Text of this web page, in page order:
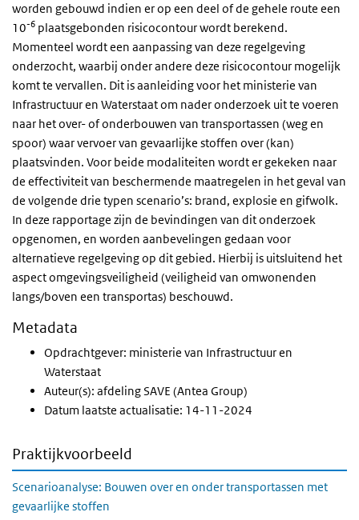
worden gebouwd indien er op een deel of de gehele route een
10-6 plaatsgebonden risicocontour wordt berekend.
Momenteel wordt een aanpassing van deze regelgeving
onderzocht, waarbij onder andere deze risicocontour mogelijk
komt te vervallen. Dit is aanleiding voor het ministerie van
Infrastructuur en Waterstaat om nader onderzoek uit te voeren
naar het over- of onderbouwen van transportassen (weg en
spoor) waar vervoer van gevaarlijke stoffen over (kan)
plaatsvinden. Voor beide modaliteiten wordt er gekeken naar
de effectiviteit van beschermende maatregelen in het geval van
de volgende drie typen scenario’s: brand, explosie en gifwolk.
In deze rapportage zijn de bevindingen van dit onderzoek
opgenomen, en worden aanbevelingen gedaan voor
alternatieve regelgeving op dit gebied. Hierbij is uitsluitend het
aspect omgevingsveiligheid (veiligheid van omwonenden
langs/boven een transportas) beschouwd.
Metadata
Opdrachtgever: ministerie van Infrastructuur en
Waterstaat
Auteur(s): afdeling SAVE (Antea Group)
Datum laatste actualisatie: 14-11-2024
Praktijkvoorbeeld
Scenarioanalyse: Bouwen over en onder transportassen met
gevaarlijke stoffen